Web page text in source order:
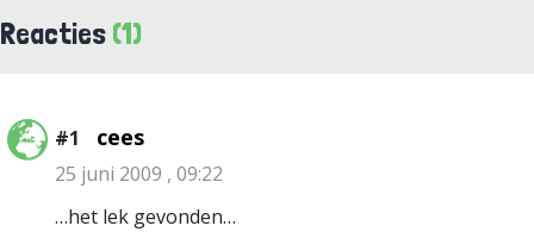
Reacties (1)
#1 cees
25 juni 2009 , 09:22
…het lek gevonden…